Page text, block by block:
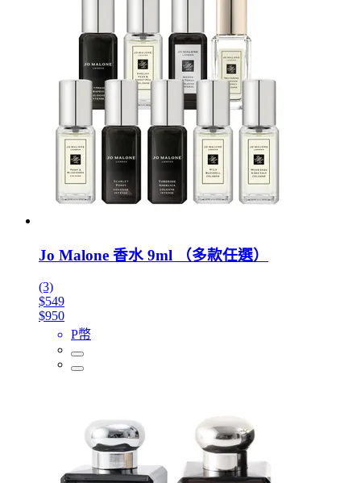
Jo Malone 香水 9ml （多款任選）
(3)
$549
$950
P幣